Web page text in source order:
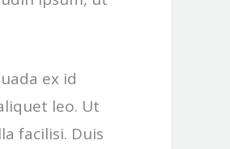
ex id
leo. Ut
facilisi. Duis